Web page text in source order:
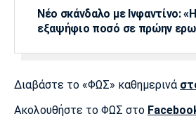
Νέο σκάνδαλο με Ινφαντίνο:
εξαψήφιο ποσό σε πρώην
Διαβάστε το «ΦΩΣ» καθημερινά
Ακολουθήστε το ΦΩΣ στο